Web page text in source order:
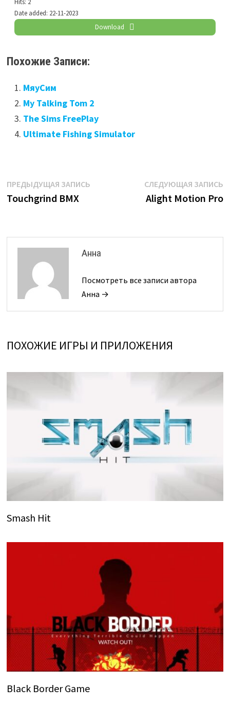
Date added: 22-11-2023
Download
Похожие Записи:
МяуСим
My Talking Tom 2
The Sims FreePlay
Ultimate Fishing Simulator
Навигация
по
ПРЕДЫДУЩАЯ ЗАПИСЬПредыдущая
Touchgrind BMX
СЛЕДУЮЩАЯ ЗАПИСЬ
Alight Motion Pro
Анна
Посмотреть все записи автора
Анна →
ПОХОЖИЕ ИГРЫ И ПРИЛОЖЕНИЯ
Smash Hit
Black Border Game